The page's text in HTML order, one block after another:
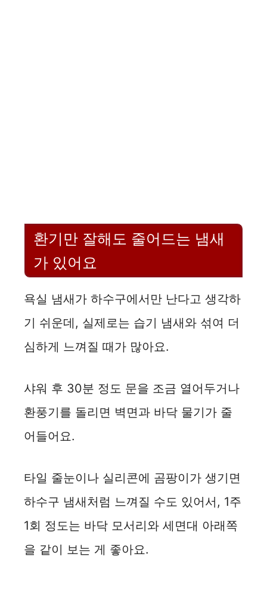
환기만 잘해도 줄어드는 냄새
가 있어요
욕실 냄새가 하수구에서만 난다고 생각하
기 쉬운데, 실제로는 습기 냄새와 섞여 더
심하게 느껴질 때가 많아요.
샤워 후 30분 정도 문을 조금 열어두거나
환풍기를 돌리면 벽면과 바닥 물기가 줄
어들어요.
타일 줄눈이나 실리콘에 곰팡이가 생기면
하수구 냄새처럼 느껴질 수도 있어서, 1주
1회 정도는 바닥 모서리와 세면대 아래쪽
을 같이 보는 게 좋아요.